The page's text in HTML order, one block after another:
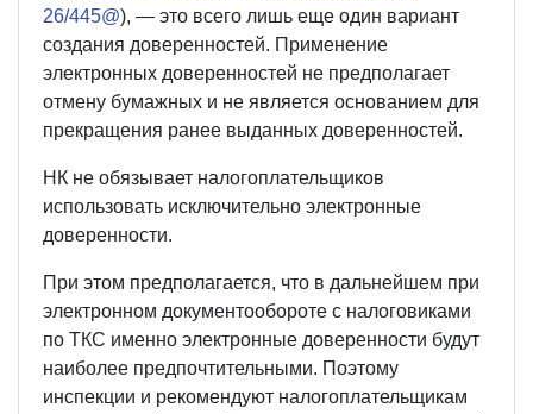
26/445@), — это всего лишь еще один вариант
создания доверенностей. Применение
электронных доверенностей не предполагает
отмену бумажных и не является основанием для
прекращения ранее выданных доверенностей.
НК не обязывает налогоплательщиков
использовать исключительно электронные
доверенности.
При этом предполагается, что в дальнейшем при
электронном документообороте с налоговиками
по ТКС именно электронные доверенности будут
наиболее предпочтительными. Поэтому
инспекции и рекомендуют налогоплательщикам